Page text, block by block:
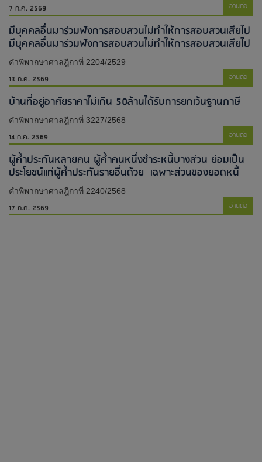
7 ก.ค. 2569 อ่านต่อ
มีบุคคลอื่นมาร่วมฟังการสอบสวนไม่ทำให้การสอบสวนเสียไป​
มีบุคคลอื่นมาร่วมฟังการสอบสวนไม่ทำให้การสอบสวนเสียไป​
คำพิพากษาศาลฎีกาที่ 2204/2529
13 ก.ค. 2569 อ่านต่อ
บ้านที่อยู่อาศัยราคาไม่เกิน 50ล้านได้รับการยกเว้นฐานภาษี
คำพิพากษาศาลฎีกาที่ 3227/2568
14 ก.ค. 2569 อ่านต่อ
ผู้ค้ำประกันหลายคน ผู้ค้ำคนหนึ่งชำระหนี้บางส่วน ย่อมเป็น
ประโยชน์แก่ผู้ค้ำประกันรายอื่นด้วย เฉพาะส่วนของยอดหนี้
คำพิพากษาศาลฎีกาที่ 2240/2568
17 ก.ค. 2569 อ่านต่อ